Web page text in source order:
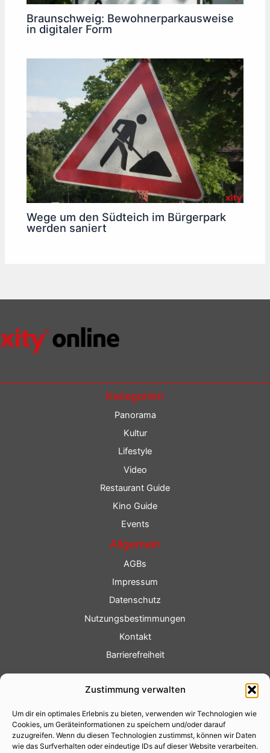
Zustimmung verwalten
Um dir ein optimales Erlebnis zu bieten, verwenden wir Technologien wie
Cookies, um Geräteinformationen zu speichern und/oder darauf
zuzugreifen. Wenn du diesen Technologien zustimmst, können wir Daten
wie das Surfverhalten oder eindeutige IDs auf dieser Website verarbeiten.
Braunschweig: Bewohnerparkausweise
in digitaler Form
Wege um den Südteich im Bürgerpark
werden saniert
Kategorien
Panorama
Kultur
Lifestyle
Video
Restaurant Guide
Kino Guide
Events
Allgemein
AGBs
Impressum
Datenschutz
Nutzungsbestimmungen
Kontakt
Barrierefreiheit
Fotoservice
Videoservice
Werbung